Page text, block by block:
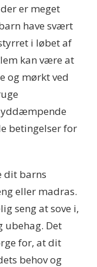
er meget
have svært
i løbet af
kan være at
og mørkt ved
betingelser for
dit barns
eller madras.
seng at sove i,
ubehag. Det
for, at dit
behov og